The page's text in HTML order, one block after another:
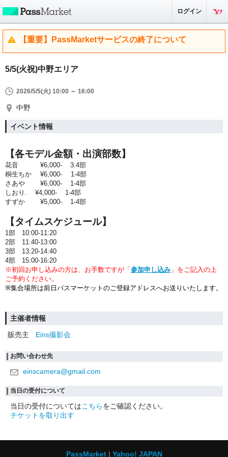
ログイン
【重要】PassMarketサービスの終了について
5/5(火祝)中野エリア
2026/5/5(火) 10:00 ～ 16:00
中野
イベント情報
【各モデル金額・出演部数】
花音 ¥6,000- 3.4部
桐生ちか ¥6,000- 1-4部
さあや ¥6,000- 1-4部
しおり. ¥4,000- 1-4部
すずか ¥5,000- 1-4部
【タイムスケジュール】
1部 10:00-11:20
2部 11:40-13:00
3部 13:20-14:40
4部 15:00-16:20
※初回お申し込みの方は、お手数ですが「 参加申し込み 」をご記入の上
ご予約ください。
※集合場所は前日パスマーケットのご登録アドレスへお送りいたします。
主催者情報
販売主
Eins撮影会
お問い合わせ先
einscamera@gmail.com
当日の受付について
当日の受付についてはこちらをご確認ください。
チケットを取り出す
PassMarket Yahoo! JAPAN